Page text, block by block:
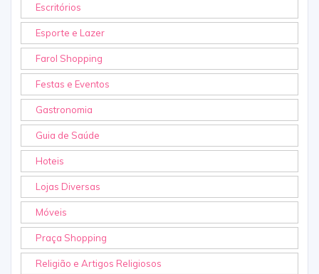
Escritórios
Esporte e Lazer
Farol Shopping
Festas e Eventos
Gastronomia
Guia de Saúde
Hoteis
Lojas Diversas
Móveis
Praça Shopping
Religião e Artigos Religiosos